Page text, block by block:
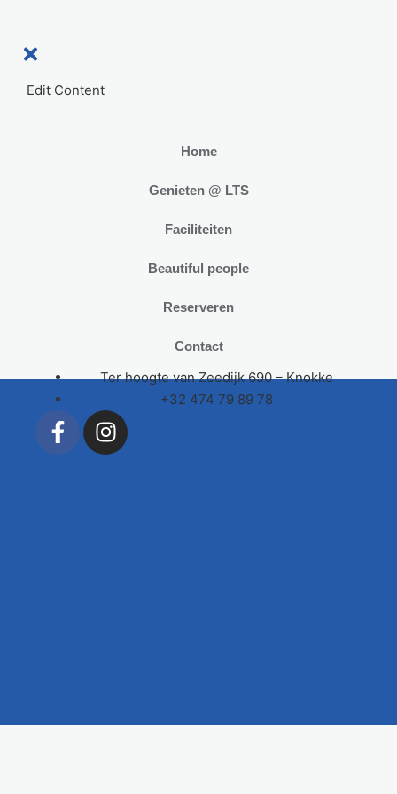
Edit Content
Home
Genieten @ LTS
Faciliteiten
Beautiful people
Reserveren
Contact
Ter hoogte van Zeedijk 690 – Knokke
+32 474 79 89 78